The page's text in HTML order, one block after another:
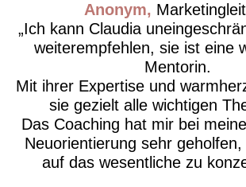
Anonym
Ich kann Claudia
weiterempfehlen, sie ist eine
Mentorin.
Mit ihrer Expertise und
sie gezielt alle wichtigen
Das Coaching hat mir bei
Neuorientierung sehr
auf das wesentliche zu